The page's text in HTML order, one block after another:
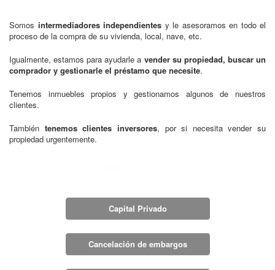
Somos intermediadores independientes y le asesoramos en todo el
proceso de la compra de su vivienda, local, nave, etc.
Igualmente, estamos para ayudarle a vender su propiedad, buscar un
comprador y gestionarle el préstamo que necesite.
Tenemos inmuebles propios y gestionamos algunos de nuestros
clientes.
También tenemos clientes inversores, por si necesita vender su
propiedad urgentemente.
Capital Privado
Cancelación de embargos